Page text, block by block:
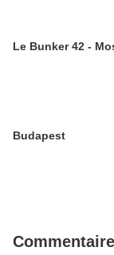
Le Bunker 42 -
Budapest